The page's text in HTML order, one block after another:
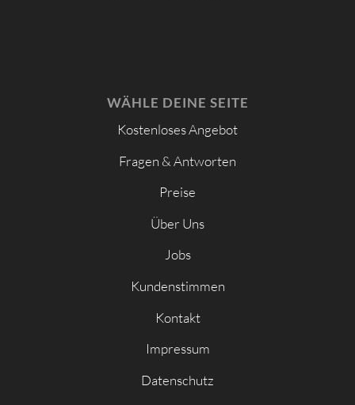
WÄHLE DEINE SEITE
Kostenloses Angebot
Fragen & Antworten
Preise
Über Uns
Jobs
Kundenstimmen
Kontakt
Impressum
Datenschutz